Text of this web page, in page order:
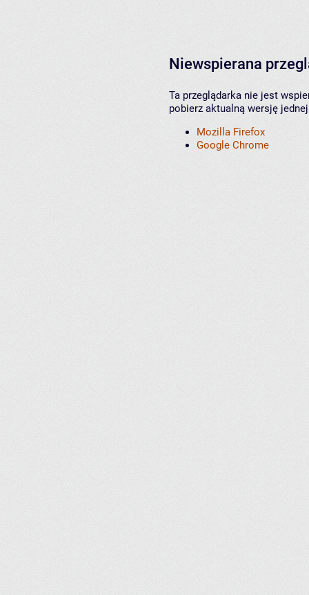
Niewspierana
Ta przeglądarka nie jest
pobierz aktualną wersję
Mozilla Firefox
Google Chrome